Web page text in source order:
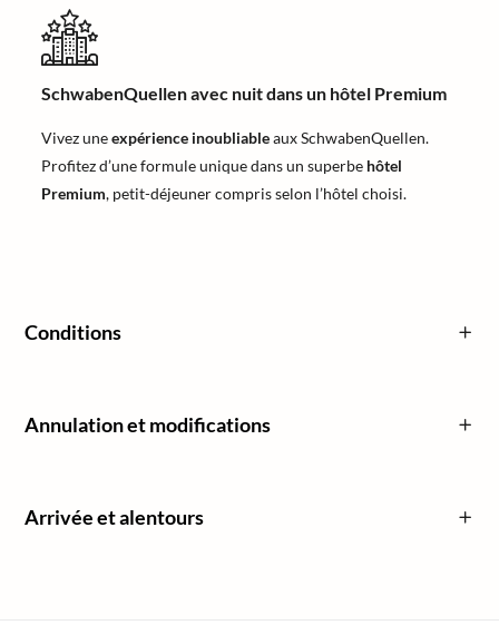
SchwabenQuellen avec nuit dans un hôtel Premium
Vivez uneexpérience inoubliableaux SchwabenQuellen.
Profitez d’une formule unique dans un superbe hôtel
Premium, petit-déjeuner compris selon l’hôtel choisi.
Conditions
Annulation et modifications
Arrivée et alentours